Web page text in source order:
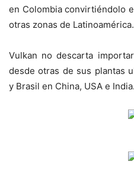
en Colombia convirtiéndolo
otras zonas de Latinoamérica.
Vulkan no descarta
desde otras de sus plantas
y Brasil en China, USA e India.